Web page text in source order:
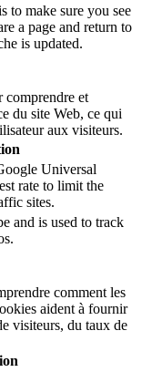
to make sure you see
a page and return to
is updated.
comprendre et
du site Web, ce qui
aux visiteurs.
Universal
rate to limit the
sites.
and is used to track
comment les
aident à fournir
visiteurs, du taux de